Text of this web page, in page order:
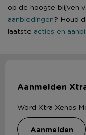
op de hoogte blijven
aanbiedingen? Houd
laatste acties en
Aanmelden
Word Xtra Xenos
aanmelden